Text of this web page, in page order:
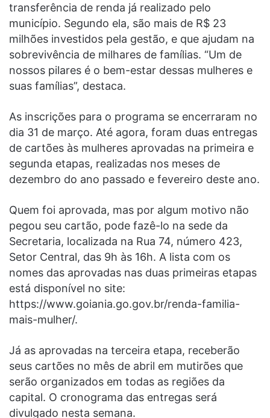
transferência de renda já realizado pelo
município. Segundo ela, são mais de R$ 23
milhões investidos pela gestão, e que ajudam na
sobrevivência de milhares de famílias. “Um de
nossos pilares é o bem-estar dessas mulheres e
suas famílias”, destaca.
As inscrições para o programa se encerraram no
dia 31 de março. Até agora, foram duas entregas
de cartões às mulheres aprovadas na primeira e
segunda etapas, realizadas nos meses de
dezembro do ano passado e fevereiro deste ano.
Quem foi aprovada, mas por algum motivo não
pegou seu cartão, pode fazê-lo na sede da
Secretaria, localizada na Rua 74, número 423,
Setor Central, das 9h às 16h. A lista com os
nomes das aprovadas nas duas primeiras etapas
está disponível no site:
https://www.goiania.go.gov.br/renda-familia-
mais-mulher/.
Já as aprovadas na terceira etapa, receberão
seus cartões no mês de abril em mutirões que
serão organizados em todas as regiões da
capital. O cronograma das entregas será
divulgado nesta semana.